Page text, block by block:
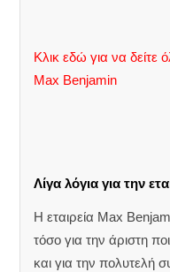
Κλικ εδώ για να
Max Benjamin
Λίγα λόγια για την
Η εταιρεία Max
τόσο για την άριστη
και για την πολυτελή